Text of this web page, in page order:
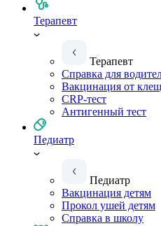
Терапевт
Терапевт
Справка для
Вакцинация от
CRP-тест
Антигенный тест
Педиатр
Педиатр
Вакцинация детям
Прокол ушей детям
Справка в школу